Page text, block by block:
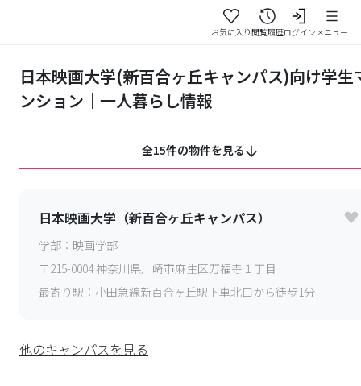
お気に入り閲覧履歴ログインメニュー
日本映画大学(新百合ヶ丘キャンパス)向け学生
ンション｜一人暮らし情報
全15件の物件を見る
日本映画大学（新百合ヶ丘キャンパス）
学部： 映画学部
〒215-0004神奈川県川崎市麻生区万福寺１丁目
最寄り駅： 小田急線新百合ヶ丘駅下車北口から徒歩1分
他のキャンパスを見る